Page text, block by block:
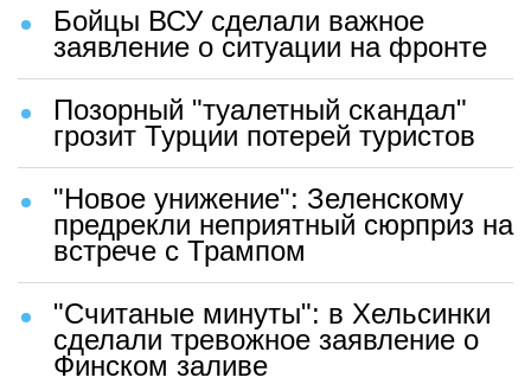
Бойцы ВСУ сделали важное
заявление о ситуации на фронте
Позорный "туалетный скандал"
грозит Турции потерей туристов
"Новое унижение": Зеленскому
предрекли неприятный сюрприз на
встрече с Трампом
"Считаные минуты": в Хельсинки
сделали тревожное заявление о
Финском заливе